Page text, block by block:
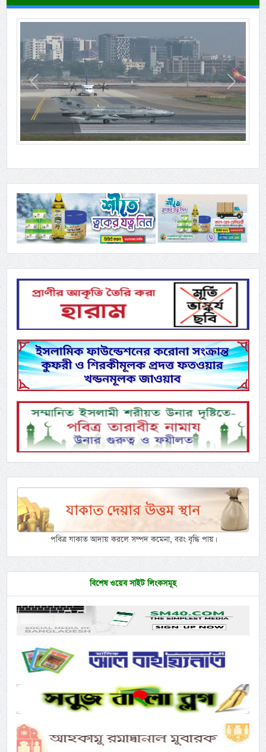
Previous Next
পবিত্র যাকাত আদায় করলে সম্পদ কমেনা, বরং বৃদ্ধি পায়।
বিশেষ ওয়েব সাইট লিংকসমূহ